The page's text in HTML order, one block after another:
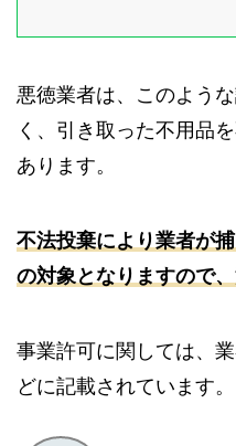
悪徳業者は、このよう
く、引き取った不用品
あります。
不法投棄により業者が
の対象となりますので、
事業許可に関しては、
どに記載されています。